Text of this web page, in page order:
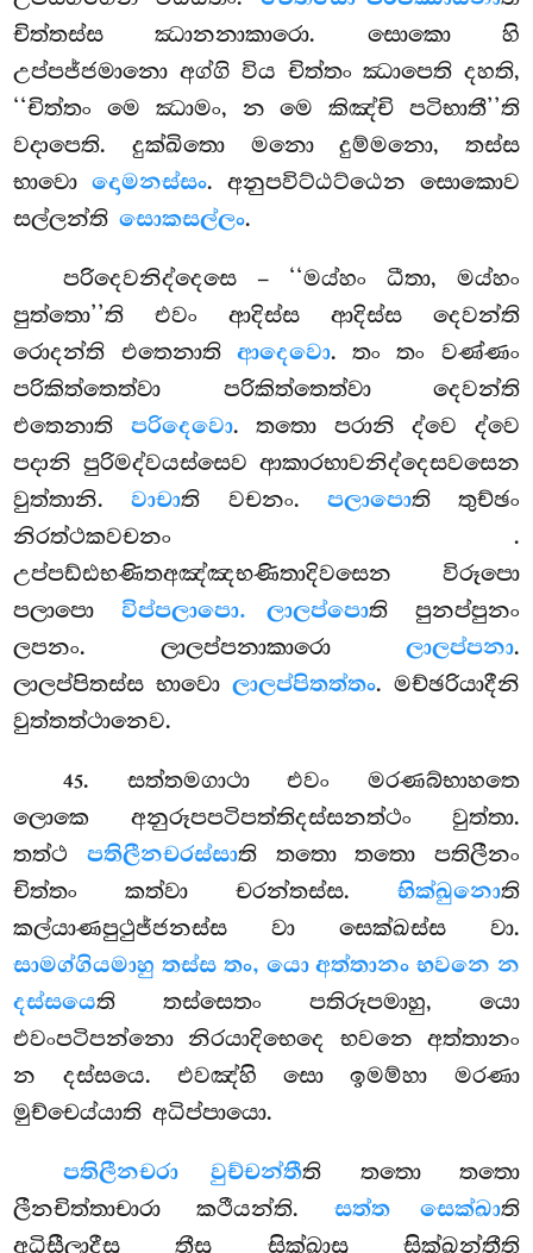
චිත්තස්ස ඣානනාකාරො. සොකො හි
උප්පජ්ජමානො අග්ගි විය චිත්තං ඣාපෙති දහති,
‘‘චිත්තං මෙ ඣාමං, න මෙ කිඤ්චි පටිභාතී’’ති
වදාපෙති. දුක්ඛිතො මනො දුම්මනො, තස්ස
භාවොදොමනස්සං. අනුපවිට්ඨට්ඨෙන සොකොව
සල්ලන්තිසොකසල්ලං.
පරිදෙවනිද්දෙසෙ – ‘‘මය්හං ධීතා, මය්හං
පුත්තො’’ති එවං ආදිස්ස ආදිස්ස දෙවන්ති
රොදන්ති එතෙනාති ආදෙවො. තං තං වණ්ණං
පරිකිත්තෙත්වා පරිකිත්තෙත්වා දෙවන්ති
එතෙනාති පරිදෙවො. තතො පරානි ද්වෙ ද්වෙ
පදානි පුරිමද්වයස්සෙව ආකාරභාවනිද්දෙසවසෙන
වුත්තානි.වාචාති වචනං. පලාපොති තුච්ඡං
නිරත්ථකවචනං .
උප්පඩ්ඪභණිතඅඤ්ඤභණිතාදිවසෙන විරූපො
පලාපො විප්පලාපො. ලාලප්පොති පුනප්පුනං
ලපනං. ලාලප්පනාකාරො ලාලප්පනා.
ලාලප්පිතස්ස භාවො ලාලප්පිතත්තං. මච්ඡරියාදීනි
වුත්තත්ථානෙව.
45. සත්තමගාථා එවං මරණබ්භාහතෙ
ලොකෙ අනුරූපපටිපත්තිදස්සනත්ථං වුත්තා.
තත්ථ පතිලීනචරස්සාති තතො තතො පතිලීනං
චිත්තං කත්වා චරන්තස්ස. භික්ඛුනොති
කල්යාණපුථුජ්ජනස්ස වා සෙක්ඛස්ස වා.
සාමග්ගියමාහු තස්ස තං, යො අත්තානං භවනෙ න
දස්සයෙති තස්සෙතං පතිරූපමාහු, යො
එවංපටිපන්නො නිරයාදිභෙදෙ භවනෙ අත්තානං
න දස්සයෙ. එවඤ්හි සො ඉමම්හා මරණා
මුච්චෙය්යාති අධිප්පායො.
පතිලීනචරා වුච්චන්තීති තතො තතො
ලීනචිත්තාචාරා කථීයන්ති. සත්ත සෙක්ඛාති
අධිසීලාදීසු තීසු සික්ඛාසු සික්ඛන්තීති